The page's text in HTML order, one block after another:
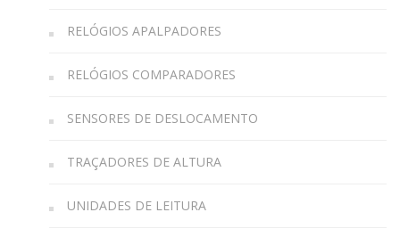
RELÓGIOS APALPADORES
RELÓGIOS COMPARADORES
SENSORES DE DESLOCAMENTO
TRAÇADORES DE ALTURA
UNIDADES DE LEITURA